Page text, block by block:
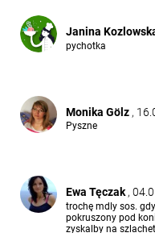
Janina
pychotka
Monika Gölz ,
Pyszne
Ewa Tęczak,
trochę mdly sos.
pokruszony pod
zyskalby na